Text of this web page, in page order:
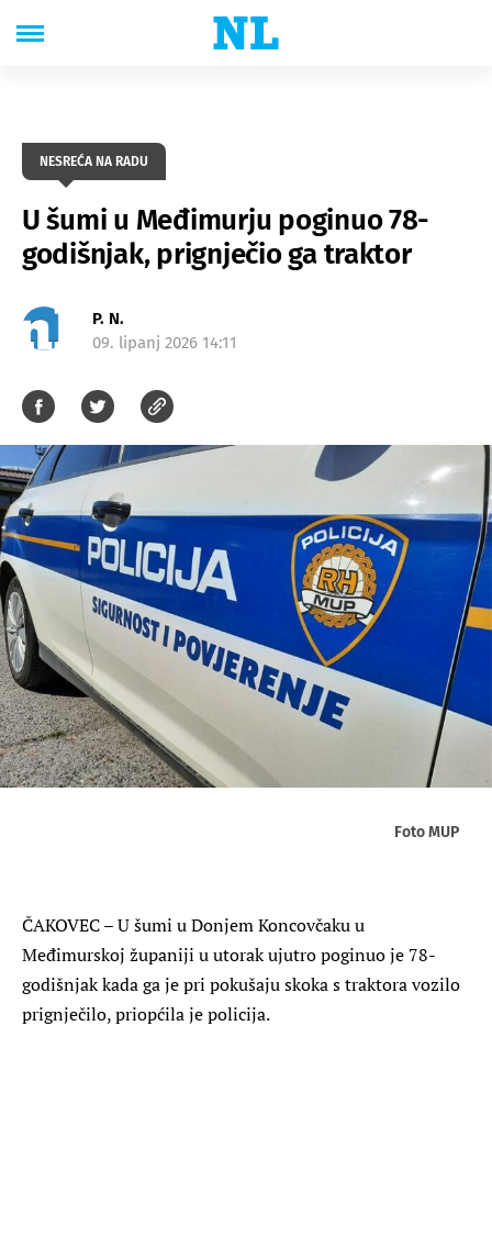
NESREĆA NA RADU
U šumi u Međimurju poginuo 78-
godišnjak, prignječio ga traktor
P. N.
09. lipanj 2026 14:11
Foto MUP
ČAKOVEC – U šumi u Donjem Koncovčaku u
Međimurskoj županiji u utorak ujutro poginuo je 78-
godišnjak kada ga je pri pokušaju skoka s traktora vozilo
prignječilo, priopćila je policija.